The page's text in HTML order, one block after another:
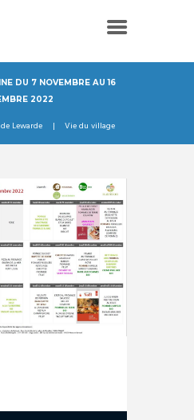
DU 7 NOVEMBRE AU 16
2022
Lewarde Vie du village